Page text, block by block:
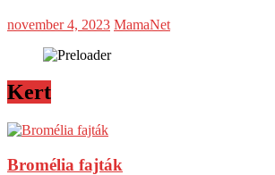
november 4, 2023 MamaNet
Kert
Bromélia fajták